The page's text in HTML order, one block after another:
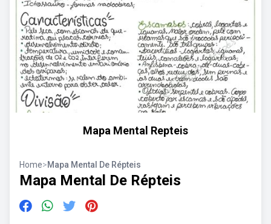
Mapa Mental Repteis
Home>Mapa Mental De Répteis
Mapa Mental De Répteis